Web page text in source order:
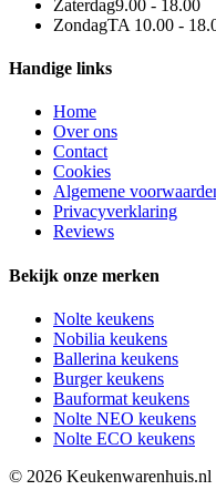
Zaterdag9.00 - 18.00
ZondagTA 10.00 -
Handige links
Home
Over ons
Contact
Cookies
Algemene
Privacyverklaring
Reviews
Bekijk onze merken
Nolte keukens
Nobilia keukens
Ballerina keukens
Burger keukens
Bauformat keukens
Nolte NEO keukens
Nolte ECO keukens
© 2026 Keukenwarenhuis.nl